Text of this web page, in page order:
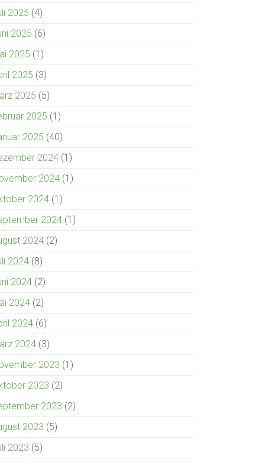
2025 (4)
2025 (6)
2025 (1)
2025 (3)
2025 (5)
2025 (1)
2025 (40)
2024 (1)
2024 (1)
2024 (1)
2024 (1)
2024 (2)
2024 (8)
2024 (2)
2024 (2)
2024 (6)
2024 (3)
2023 (1)
2023 (2)
2023 (2)
2023 (5)
2023 (5)